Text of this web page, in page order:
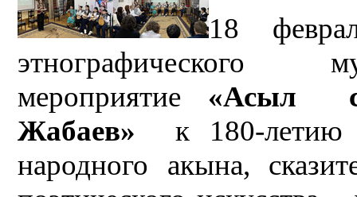
18
этнографического
мероприятие «Асыл
Жабаев»
к 180-
народного акына,